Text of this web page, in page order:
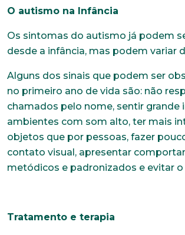
O autismo na Infância
Os sintomas do autismo já podem
desde a infância, mas podem variar
Alguns dos sinais que podem ser
no primeiro ano de vida são: não
chamados pelo nome, sentir grande
ambientes com som alto, ter mais
objetos que por pessoas, fazer
contato visual, apresentar
metódicos e padronizados e evitar
Tratamento e terapia